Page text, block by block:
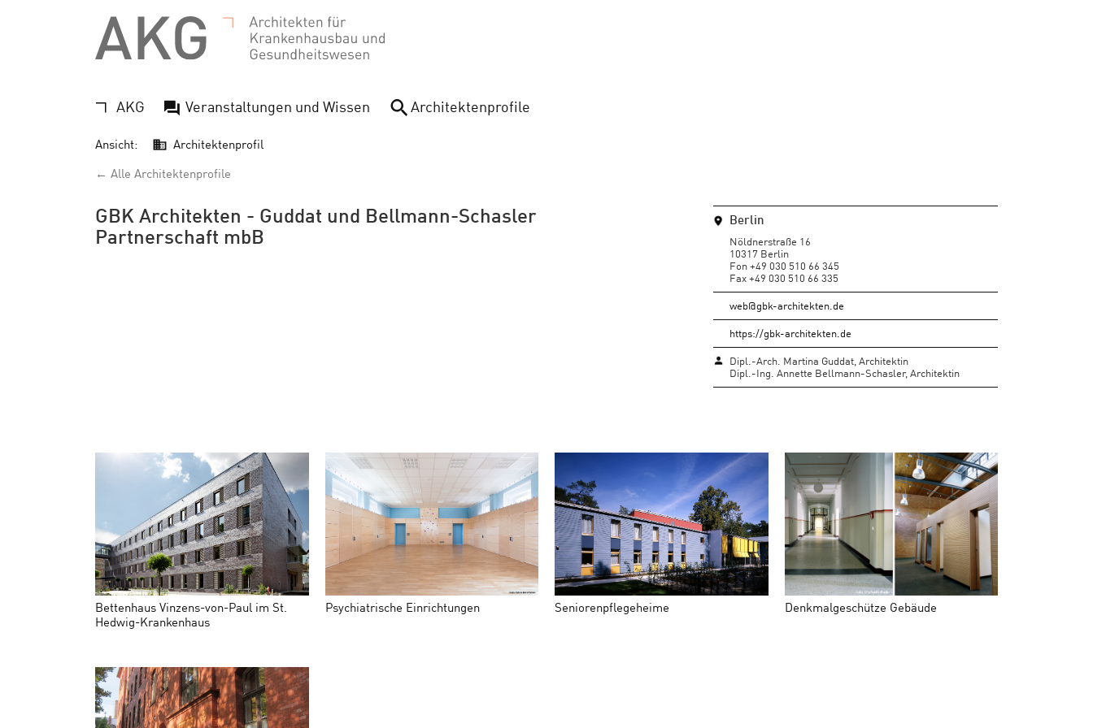
AKG Veranstaltungen und Wissen Architektenprofile
Ansicht:
Architektenprofil
← Alle Architektenprofile
GBK Architekten - Guddat und Bellmann-Schasler
Partnerschaft mbB
Berlin
Nöldnerstraße 16
10317 Berlin
Fon +49 030 510 66 345
Fax +49 030 510 66 335
web@gbk-architekten.de
https://gbk-architekten.de
Dipl.-Arch. Martina Guddat, Architektin
Dipl.-Ing. Annette Bellmann-Schasler, Architektin
Bettenhaus Vinzens-von-Paul im St.
Hedwig-Krankenhaus
Psychiatrische Einrichtungen Seniorenpflegeheime Denkmalgeschütze Gebäude